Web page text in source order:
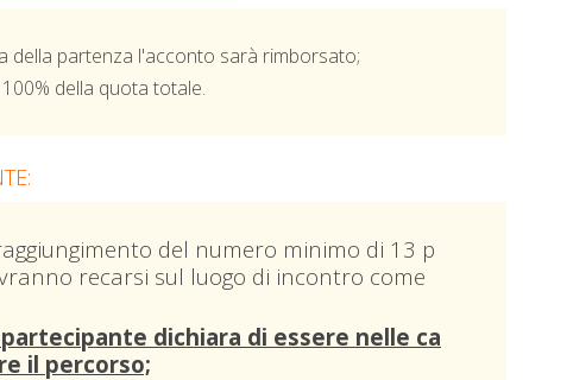
della partenza l'acconto sarà rimborsato;
della quota totale.
del numero minimo di 13 p
recarsi sul luogo di incontro come
dichiara di essere nelle ca
il percorso;